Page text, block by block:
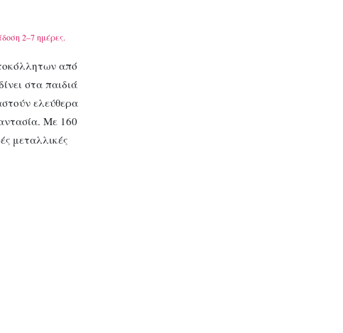
2–7 ημέρες.
από
στα παιδιά
ελεύθερα
Με 160
μεταλλικές